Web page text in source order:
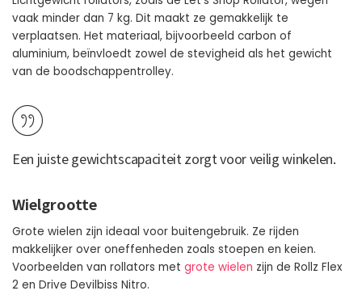
vaak minder dan 7 kg. Dit maakt ze gemakkelijk te
verplaatsen. Het materiaal, bijvoorbeeld carbon of
aluminium, beïnvloedt zowel de stevigheid als het gewicht
van de boodschappentrolley.
Een juiste gewichtscapaciteit zorgt voor veilig winkelen.
Wielgrootte
Grote wielen zijn ideaal voor buitengebruik. Ze rijden
makkelijker over oneffenheden zoals stoepen en keien.
Voorbeelden van rollators met grote wielen zijn de Rollz Flex
2 en Drive Devilbiss Nitro.